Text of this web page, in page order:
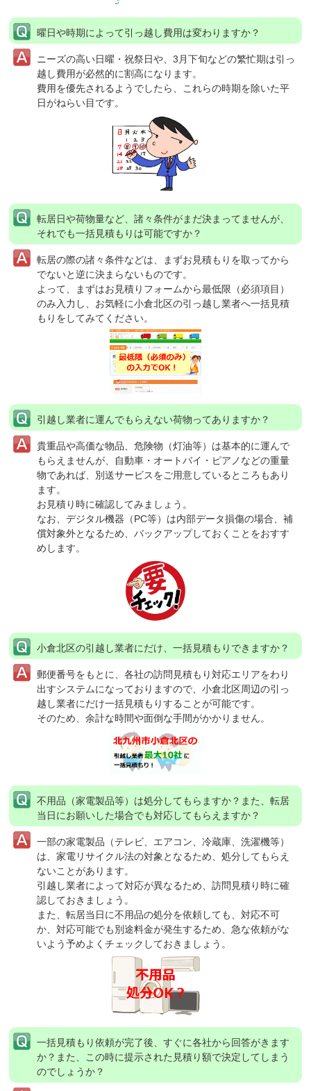
曜日や時期によって引っ越し費用は変わりますか？
ニーズの高い日曜・祝祭日や、3月下旬などの繁忙期は引っ
越し費用が必然的に割高になります。
費用を優先されるようでしたら、これらの時期を除いた平
日がねらい目です。
転居日や荷物量など、諸々条件がまだ決まってませんが、
それでも一括見積もりは可能ですか？
転居の際の諸々条件などは、まずお見積もりを取ってから
でないと逆に決まらないものです。
よって、まずはお見積りフォームから最低限（必須項目）
のみ入力し、お気軽に小倉北区の引っ越し業者へ一括見積
もりをしてみてください。
引越し業者に運んでもらえない荷物ってありますか？
貴重品や高価な物品、危険物（灯油等）は基本的に運んで
もらえませんが、自動車・オートバイ・ピアノなどの重量
物であれば、別送サービスをご用意しているところもあり
ます。
お見積り時に確認してみましょう。
なお、デジタル機器（PC等）は内部データ損傷の場合、補
償対象外となるため、バックアップしておくことをおすす
めします。
小倉北区の引越し業者にだけ、一括見積もりできますか？
郵便番号をもとに、各社の訪問見積もり対応エリアをわり
出すシステムになっておりますので、小倉北区周辺の引っ
越し業者にだけ一括見積もりすることが可能です。
そのため、余計な時間や面倒な手間がかかりません。
不用品（家電製品等）は処分してもらますか？ また、転居
当日にお願いした場合でも対応してもらえますか？
一部の家電製品（テレビ、エアコン、冷蔵庫、洗濯機等）
は、家電リサイクル法の対象となるため、処分してもらえ
ないことがあります。
引越し業者によって対応が異なるため、訪問見積り時に確
認しておきましょう。
また、転居当日に不用品の処分を依頼しても、対応不可
か、対応可能でも別途料金が発生するため、急な依頼がな
いよう予めよくチェックしておきましょう。
一括見積もり依頼が完了後、すぐに各社から回答がきます
か？ また、この時に提示された見積り額で決定してしまう
のでしょうか？